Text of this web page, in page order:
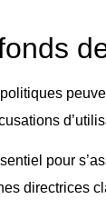
pour
directrices